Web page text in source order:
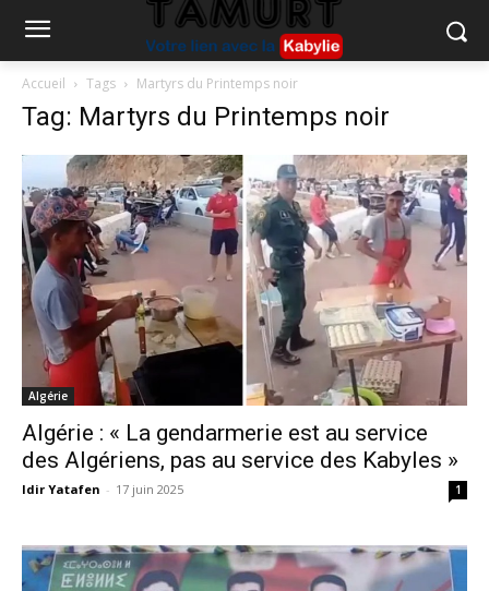
Accueil Tags Martyrs du Printemps noir
Tag: Martyrs du Printemps noir
Algérie
Algérie : « La gendarmerie est au service
des Algériens, pas au service des Kabyles »
Idir Yatafen - 17 juin 2025 1